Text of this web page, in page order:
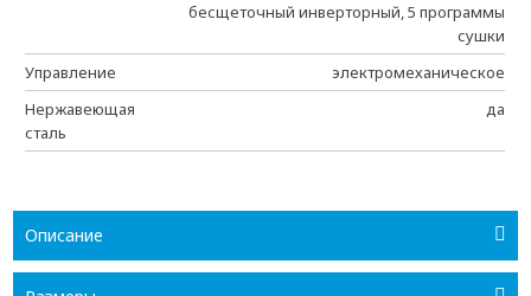
бесщеточный инверторный, 5 программы
сушки
Управление
электромеханическое
Нержавеющая
сталь
да
Описание